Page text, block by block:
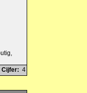
Cijfer: 4